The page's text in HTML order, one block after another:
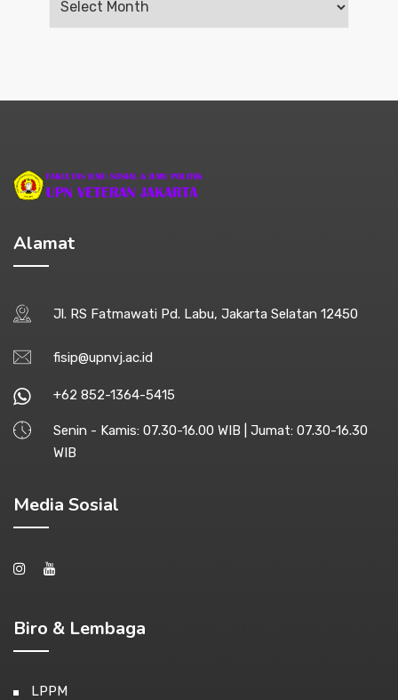
Alamat
Jl. RS Fatmawati Pd. Labu, Jakarta Selatan 12450
fisip@upnvj.ac.id
+62 852-1364-5415
Senin - Kamis: 07.30-16.00 WIB | Jumat: 07.30-16.30
WIB
Media Sosial
Biro & Lembaga
LPPM